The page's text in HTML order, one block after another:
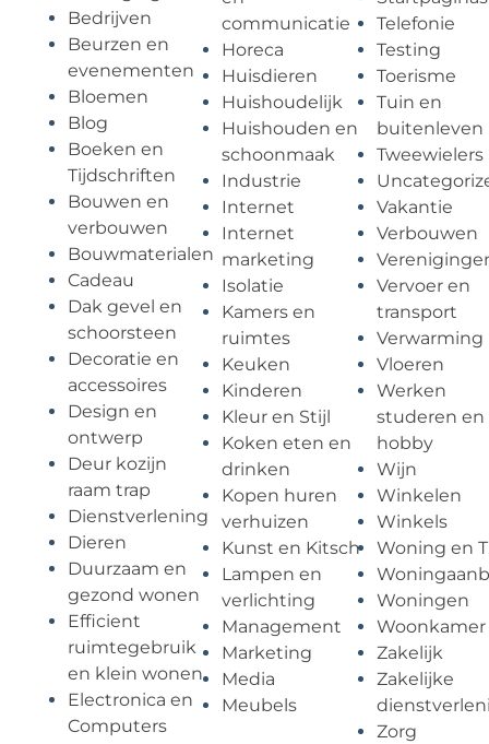
Bedrijven
Beurzen en
evenementen
Bloemen
Blog
Boeken en
Tijdschriften
Bouwen en
verbouwen
Bouwmaterialen
Cadeau
Dak gevel en
schoorsteen
Decoratie en
accessoires
Design en
ontwerp
Deur kozijn
raam trap
Dienstverlening
Dieren
Duurzaam en
gezond wonen
Efficient
ruimtegebruik
en klein wonen
Electronica en
Computers
communicatie
Horeca
Huisdieren
Huishoudelijk
Huishouden en
schoonmaak
Industrie
Internet
Internet
marketing
Isolatie
Kamers en
ruimtes
Keuken
Kinderen
Kleur en Stijl
Koken eten en
drinken
Kopen huren
verhuizen
Kunst en Kitsch
Lampen en
verlichting
Management
Marketing
Media
Meubels
Telefonie
Testing
Toerisme
Tuin en
buitenleven
Tweewielers
Vakantie
Verbouwen
Vervoer en
transport
Verwarming
Vloeren
Werken
studeren en
hobby
Wijn
Winkelen
Winkels
Woning en
Woningen
Woonkamer
Zakelijk
Zakelijke
Zorg